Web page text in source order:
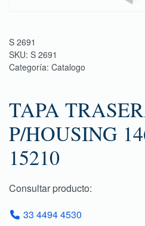
S 2691
SKU: S 2691
Categoría: Catalogo
TAPA
P/HOUSING
15210
Consultar producto:
33 4494 4530